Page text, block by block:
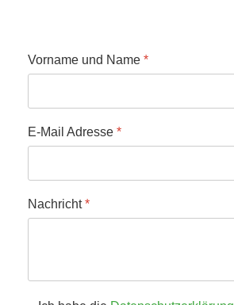
Vorname und Name *
E-Mail Adresse *
Nachricht*